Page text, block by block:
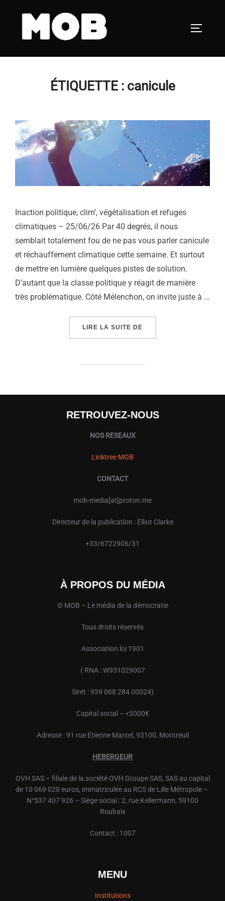
ÉTIQUETTE : canicule
Inaction politique, clim’, végétalisation et refuges
climatiques – 25/06/26 Par 40 degrés, il nous
semblait totalement fou de ne pas vous parler canicule
et réchauffement climatique cette semaine. Et surtout
de mettre en lumière quelques pistes de solution.
D’autant que la classe politique y réagit de manière
très problématique. Côté Mélenchon, on invite juste à …
LIRE LA SUITE DE
RETROUVEZ-NOUS
NOS RESEAUX
Linktree MOB
CONTACT
mob-media[at]proton.me
Directeur de la publication : Elliot Clarke
+33/6722906/31
À PROPOS DU MÉDIA
© MOB – Le média de la démocratie
Tous droits réservés
Association loi 1901
( RNA : W931029007
Siret : 939 068 284 00024)
Capital social – <5000€
Adresse : 91 rue Etienne Marcel, 93100, Montreuil
HEBERGEUR
OVH SAS – filiale de la société OVH Groupe SAS, SAS au capital
de 10 069 020 euros, immatriculée au RCS de Lille Métropole –
N°537 407 926 – Siège social : 2, rue Kellermann, 59100
Roubaix
Contact : 1007
MENU
Institutions